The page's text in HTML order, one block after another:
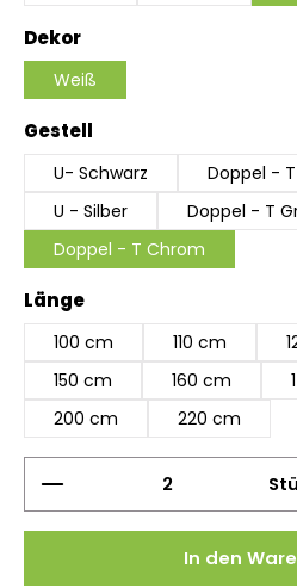
Dekorauswählen
Weiß
Gestell
U- Schwarz
Doppel -
U - Silber
Doppel - T
Doppel - T Chrom
Längeauswählen
100 cm 110 cm
150 cm
160 cm
200 cm
220 cm
Produkt Anzahl: Gib
In den